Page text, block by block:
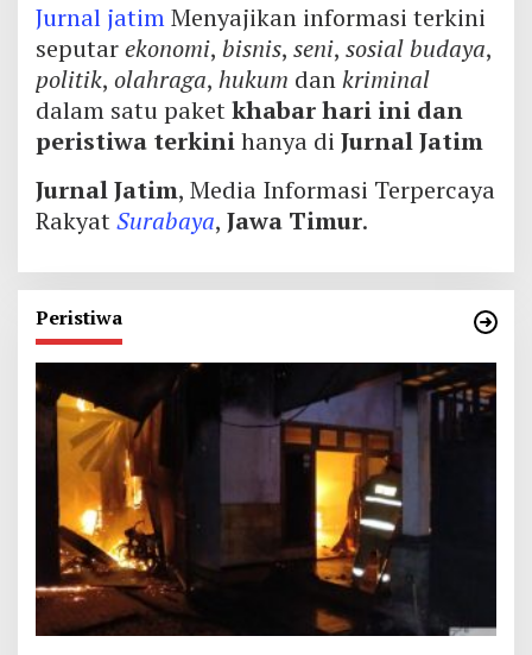
Jurnal jatimMenyajikan informasi terkini
seputarekonomi, bisnis, seni, sosial budaya,
politik, olahraga, hukum dankriminal
dalam satu paketkhabar hari ini dan
peristiwa terkinihanya di Jurnal Jatim
Jurnal Jatim, Media Informasi Terpercaya
RakyatSurabaya, Jawa Timur.
Peristiwa